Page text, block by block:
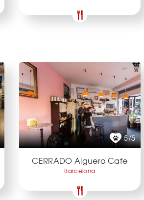
5/5
CERRADO Alguero Cafe
Barcelona